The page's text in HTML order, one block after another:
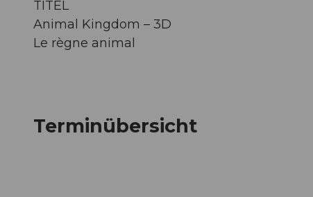
TITEL
Animal Kingdom – 3D
Le règne animal
Terminübersicht